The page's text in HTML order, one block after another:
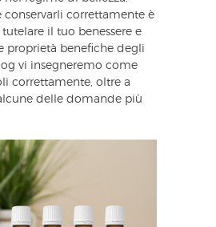
conservarli correttamente è
il tuo benessere e
proprietà benefiche degli
vi insegneremo come
correttamente, oltre a
delle domande più